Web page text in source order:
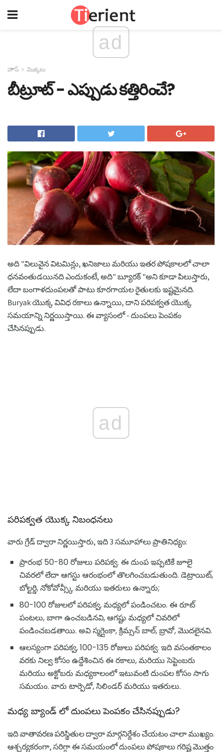
ad
హౌస్ మొక్కలు
బీట్రూట్ - ఎప్పుడు కత్తిరించే?
అది "విలువైన విటమిన్లు, ఖనిజాలు మరియు ఇతర పోషకాలలో చాలా
ధనవంతుడయినది ఎందుకంటే, అది" బ్యూరక్ "అని కూడా పిలుస్తారు,
లేదా బంగాళదుంపలతో పాటు కూరగాయల రైతులకు ఇష్టమైనది.
Buryak యొక్క వివిధ రకాలు ఉన్నాయి, దాని పరిపక్వత యొక్క
సమయాన్ని నిర్ణయిస్తాయి. ఈ వ్యాసంలో - దుంపలు పెంపకం
చేసినప్పుడు.
ad
పరిపక్వత యొక్క నిబంధనలు
వారు గ్రేడ్ ద్వారా నిర్ణయిస్తారు, ఇది 3 సమూహాలు ప్రాతినిధ్యం:
ప్రారంభ 50-80 రోజులు పరిపక్వ. ఈ దుంప ఇప్పటికే జూలై
చివరలో లేదా ఆగస్టు ఆరంభంలో తొలగించబడుతుంది. డెట్రాయిట్,
బోల్టర్డి, నోకోవోవ్స్కీ మరియు ఇతరులు ఉన్నారు;
80-100 రోజులలో పరిపక్వ, మధ్యలో పండించటం. ఈ రూట్
పంటలు, బాగా ఉంచబడినవి, ఆగష్టు మధ్యలో చివరిలో
పండించబడతాయి. అవి స్మగ్లైంకా, క్రిమ్సన్ బాల్, బ్రావో, మొదలైనవి.
ఆలస్యంగా పరిపక్వ, 100-135 రోజులు పరిపక్వ. ఇది వసంతకాలం
వరకు నిల్వ కోసం ఉద్దేశించిన ఈ రకాలు, మరియు సెప్టెంబరు
మరియు అక్టోబరు మధ్యకాలంలో ఇటువంటి దుంపల కోసం సాగు
సమయం. వారు టార్పెడో, సిలిండర్ మరియు ఇతరులు.
మధ్య బ్యాండ్ లో దుంపలు పెంపకం చేసినప్పుడు?
ఇది వాతావరణ పరిస్థితుల ద్వారా మార్గనిర్దేశం చేయటం చాలా ముఖ్యం.
ఆశ్చర్యకరంగా, సరిగ్గా ఈ సమయంలో దుంపలు పోషకాలు గరిష్ట మొత్తం